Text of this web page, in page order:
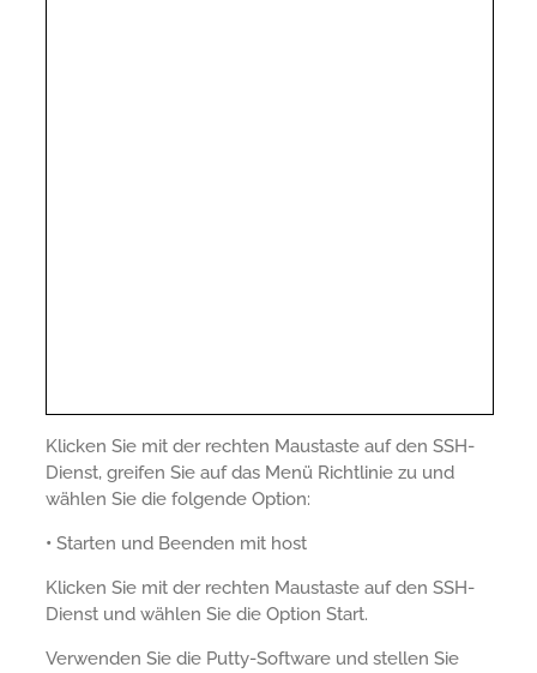
Klicken Sie mit der rechten Maustaste auf den SSH-
Dienst, greifen Sie auf das Menü Richtlinie zu und
wählen Sie die folgende Option:
• Starten und Beenden mit host
Klicken Sie mit der rechten Maustaste auf den SSH-
Dienst und wählen Sie die Option Start.
Verwenden Sie die Putty-Software und stellen Sie